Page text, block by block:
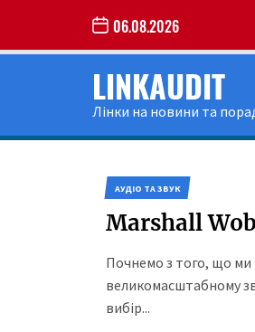
the
06.08.2026
LINKAUDIT
Лінки на новини та
АУДІО ТА ЗВУК
Marshall
Почнемо з того, що
великомасштабному
вибір...